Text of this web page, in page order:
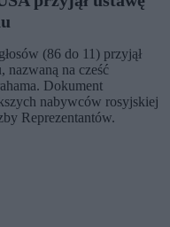
(86 do 11) przyjął
nazwaną na cześć
Dokument
nabywców rosyjskiej
Reprezentantów.